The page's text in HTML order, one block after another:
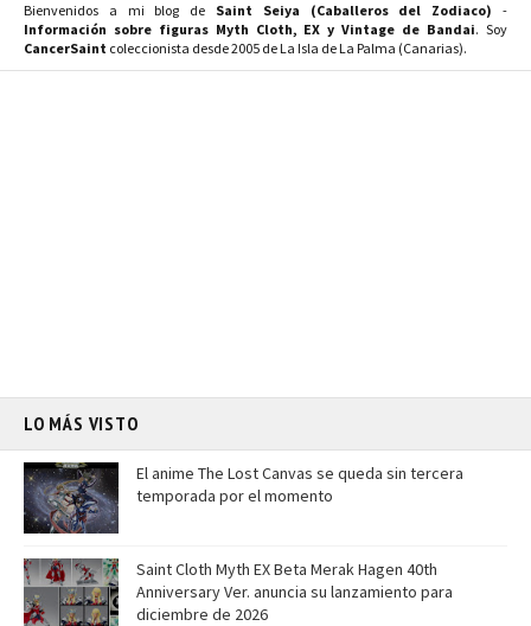
Bienvenidos a mi blog de Saint Seiya (Caballeros del Zodiaco) -
Información sobre figuras Myth Cloth, EX y Vintage de Bandai. Soy
CancerSaint coleccionista desde 2005 de La Isla de La Palma (Canarias).
LO MÁS VISTO
El anime The Lost Canvas se queda sin tercera
temporada por el momento
Saint Cloth Myth EX Beta Merak Hagen 40th
Anniversary Ver. anuncia su lanzamiento para
diciembre de 2026